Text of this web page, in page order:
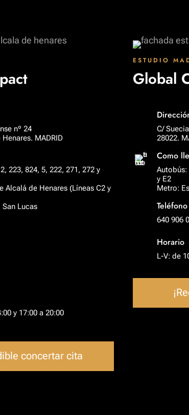
nº 24
MADRID
223, 824, 5, 222, 271, 272 y
Alcalá de Henares (Líneas C2 y
Lucas
y 17:00 a 20:00
concertar cita
ESTUDIO
Global
C/
28022.
Como
Autobús:
y E2
Metro:
Teléfono
640 906
Horario
L-V: de